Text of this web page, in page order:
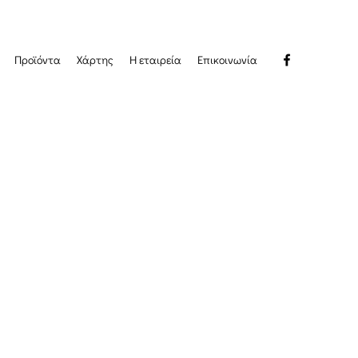
Προϊόντα Χάρτης Η εταιρεία Επικοινωνία